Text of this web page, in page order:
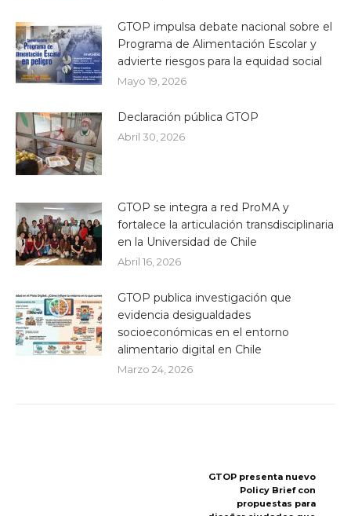
GTOP impulsa debate nacional sobre el
Programa de Alimentación Escolar y
advierte riesgos para la equidad social
Mayo 19, 2026
Declaración pública GTOP
Abril 30, 2026
GTOP se integra a red ProMA y
fortalece la articulación transdisciplinaria
en la Universidad de Chile
Abril 16, 2026
GTOP publica investigación que
evidencia desigualdades
socioeconómicas en el entorno
alimentario digital en Chile
Marzo 24, 2026
GTOP presenta nuevo
Policy Brief con
propuestas para